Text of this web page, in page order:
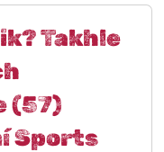
Takhle
(57)
Sports